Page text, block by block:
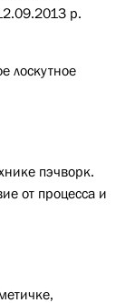
р.
лоскутное
пэчворк.
от процесса и